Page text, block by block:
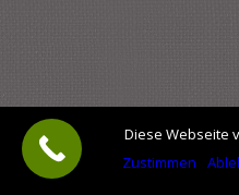
Diese Webseite
Zustimmen